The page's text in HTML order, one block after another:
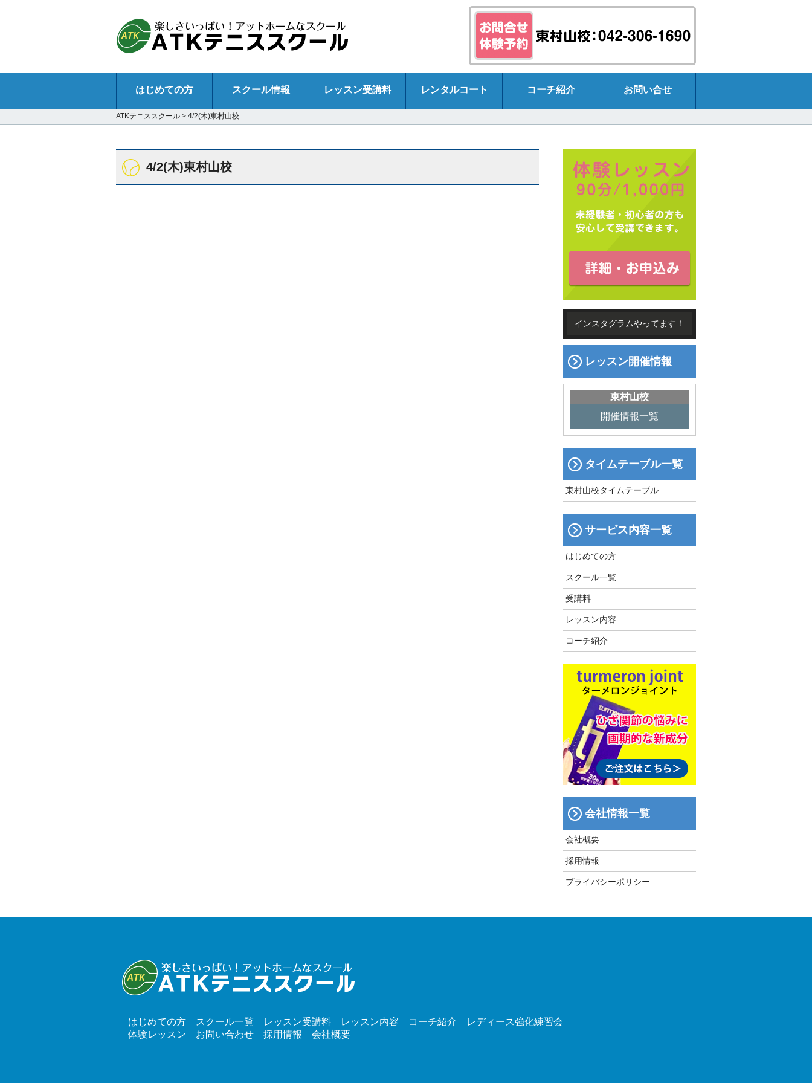
はじめての方 スクール情報 レッスン受講料 レンタルコート コーチ紹介 お問い合せ
ATKテニススクール > 4/2(木)東村山校
4/2(木)東村山校
インスタグラムやってます！
レッスン開催情報
東村山校
開催情報一覧
タイムテーブル一覧
東村山校タイムテーブル
サービス内容一覧
はじめての方
スクール一覧
受講料
レッスン内容
コーチ紹介
会社情報一覧
会社概要
採用情報
プライバシーポリシー
はじめての方 スクール一覧 レッスン受講料 レッスン内容 コーチ紹介
レディース強化練習会
体験レッスン
お問い合わせ 採用情報 会社概要